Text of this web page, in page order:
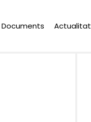
Documents Actualitat